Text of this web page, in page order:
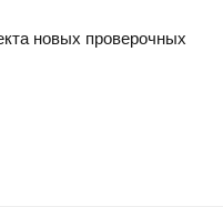
Клиентский сервис
новых проверочных